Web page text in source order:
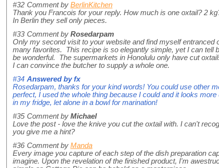
#32 Comment by BerlinKitchen
Thank you Francois for your reply. How much is one oxtail? 2
In Berlin they sell only pieces.
#33 Comment by Rosedarpam
Only my second visit to your website and find myself
many favorites. This recipe is so elegantly simple, yet I can tell
be wonderful. The supermarkets in Honolulu only have cut
I can convince the butcher to supply a whole one.
#34 Answered byfx
Rosedarpam, thanks for your kind words! You could use other
perfect, I used the whole thing because I could and it looks
in my fridge, let alone in a bowl for marination!
#35 Comment by Michael
Love the post - love the knive you cut the oxtail with. I can't
you give me a hint?
#36 Comment by Manda
Every image you capture of each step of the dish preparation
imagine. Upon the revelation of the finished product, I'm